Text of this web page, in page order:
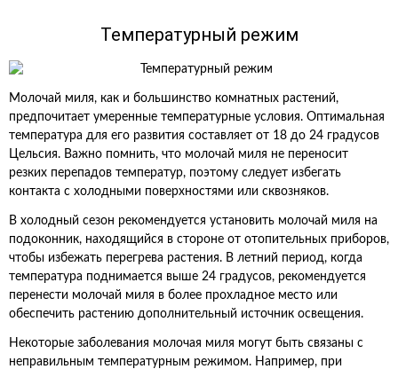
Температурный режим
Молочай миля, как и большинство комнатных растений,
предпочитает умеренные температурные условия. Оптимальная
температура для его развития составляет от 18 до 24 градусов
Цельсия. Важно помнить, что молочай миля не переносит
резких перепадов температур, поэтому следует избегать
контакта с холодными поверхностями или сквозняков.
В холодный сезон рекомендуется установить молочай миля на
подоконник, находящийся в стороне от отопительных приборов,
чтобы избежать перегрева растения. В летний период, когда
температура поднимается выше 24 градусов, рекомендуется
перенести молочай миля в более прохладное место или
обеспечить растению дополнительный источник освещения.
Некоторые заболевания молочая миля могут быть связаны с
неправильным температурным режимом. Например, при